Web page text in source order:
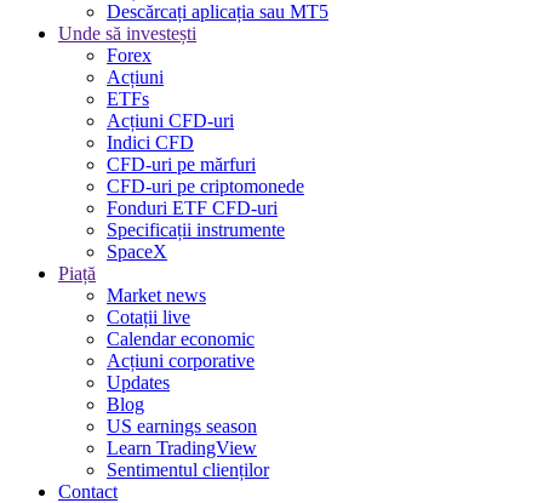
Descărcați aplicația sau MT5
Unde să investești
Forex
Acțiuni
ETFs
Acțiuni CFD-uri
Indici CFD
CFD-uri pe mărfuri
CFD-uri pe criptomonede
Fonduri ETF CFD-uri
Specificații instrumente
SpaceX
Piață
Market news
Cotații live
Calendar economic
Acțiuni corporative
Updates
Blog
US earnings season
Learn TradingView
Sentimentul clienților
Contact